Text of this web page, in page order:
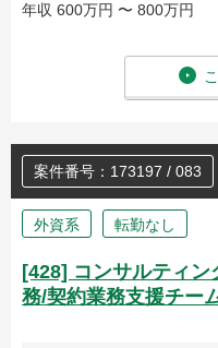
年収 600万円 〜 800万円
案件番号：173197 / 083
外資系 転勤なし
[428] コンサルティ
務/契約業務支援チー